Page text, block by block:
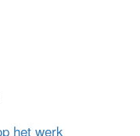
het werk